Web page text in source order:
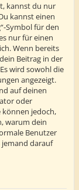
kannst du nur
kannst einen
Symbol für den
nur für einen
Wenn bereits
Beitrag in der
wird sowohl die
angezeigt.
auf deinen
oder
jedoch,
warum dein
Benutzer
darauf